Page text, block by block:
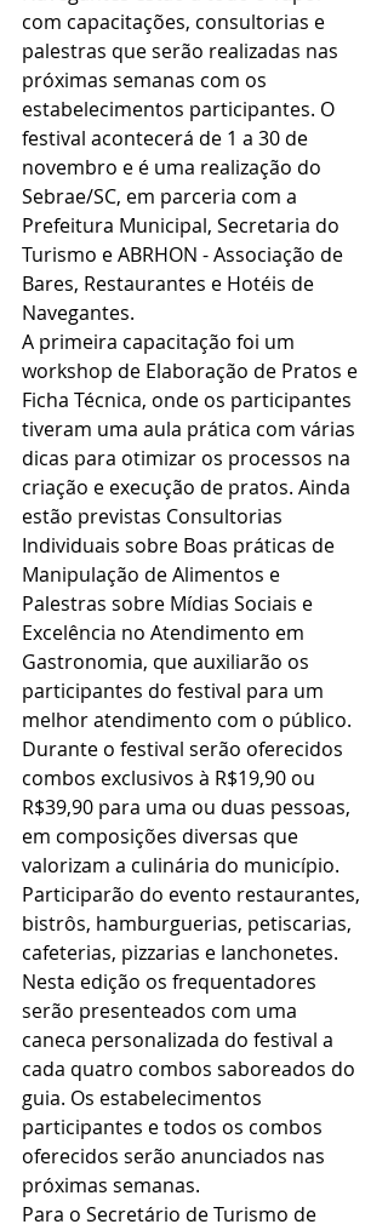
com capacitações, consultorias e
palestras que serão realizadas nas
próximas semanas com os
estabelecimentos participantes. O
festival acontecerá de 1 a 30 de
novembro e é uma realização do
Sebrae/SC, em parceria com a
Prefeitura Municipal, Secretaria do
Turismo e ABRHON - Associação de
Bares, Restaurantes e Hotéis de
Navegantes.
A primeira capacitação foi um
workshop de Elaboração de Pratos e
Ficha Técnica, onde os participantes
tiveram uma aula prática com várias
dicas para otimizar os processos na
criação e execução de pratos. Ainda
estão previstas Consultorias
Individuais sobre Boas práticas de
Manipulação de Alimentos e
Palestras sobre Mídias Sociais e
Excelência no Atendimento em
Gastronomia, que auxiliarão os
participantes do festival para um
melhor atendimento com o público.
Durante o festival serão oferecidos
combos exclusivos à R$19,90 ou
R$39,90 para uma ou duas pessoas,
em composições diversas que
valorizam a culinária do município.
Participarão do evento restaurantes,
bistrôs, hamburguerias, petiscarias,
cafeterias, pizzarias e lanchonetes.
Nesta edição os frequentadores
serão presenteados com uma
caneca personalizada do festival a
cada quatro combos saboreados do
guia. Os estabelecimentos
participantes e todos os combos
oferecidos serão anunciados nas
próximas semanas.
Para o Secretário de Turismo de